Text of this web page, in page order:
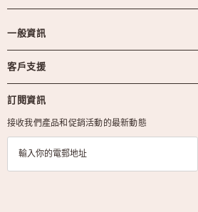
一般資訊
客戶支援
訂閱資訊
接收我們產品和促銷活動的最新動態